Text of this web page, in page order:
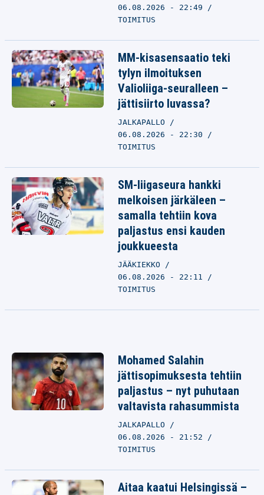
06.08.2026 - 22:49
TOIMITUS
MM-kisasensaatio teki
tylyn ilmoituksen
Valioliiga-seuralleen –
jättisiirto luvassa?
JALKAPALLO
06.08.2026 - 22:30
TOIMITUS
SM-liigaseura hankki
melkoisen järkäleen –
samalla tehtiin kova
paljastus ensi kauden
joukkueesta
JÄÄKIEKKO
06.08.2026 - 22:11
TOIMITUS
Mohamed Salahin
jättisopimuksesta tehtiin
paljastus – nyt puhutaan
valtavista rahasummista
JALKAPALLO
06.08.2026 - 21:52
TOIMITUS
Aitaa kaatui Helsingissä –